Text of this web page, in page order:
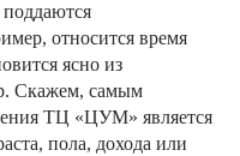
поддаются
относится время
ясно из
Скажем, самым
ТЦ «ЦУМ» является
пола, дохода или